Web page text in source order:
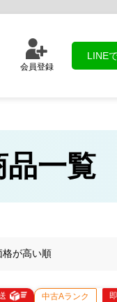
会員登録
LINE
一覧
格が高い順
中古Aランク